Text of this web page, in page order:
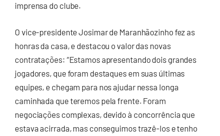
imprensa do clube.
O vice-presidente Josimar de Maranhãozinho fez as
honras da casa, e destacou o valor das novas
contratações: “Estamos apresentando dois grandes
jogadores, que foram destaques em suas últimas
equipes, e chegam para nos ajudar nessa longa
caminhada que teremos pela frente. Foram
negociações complexas, devido à concorrência que
estava acirrada, mas conseguimos trazê-los e tenho